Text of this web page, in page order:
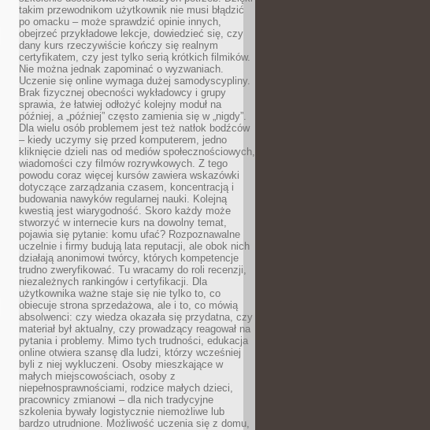
takim przewodnikom użytkownik nie musi błądzić
po omacku – może sprawdzić opinie innych,
obejrzeć przykładowe lekcje, dowiedzieć się, czy
dany kurs rzeczywiście kończy się realnym
certyfikatem, czy jest tylko serią krótkich filmików.
Nie można jednak zapominać o wyzwaniach.
Uczenie się online wymaga dużej samodyscypliny.
Brak fizycznej obecności wykładowcy i grupy
sprawia, że łatwiej odłożyć kolejny moduł na
później, a „później” często zamienia się w „nigdy”.
Dla wielu osób problemem jest też natłok bodźców
– kiedy uczymy się przed komputerem, jedno
kliknięcie dzieli nas od mediów społecznościowych,
wiadomości czy filmów rozrywkowych. Z tego
powodu coraz więcej kursów zawiera wskazówki
dotyczące zarządzania czasem, koncentracją i
budowania nawyków regularnej nauki. Kolejną
kwestią jest wiarygodność. Skoro każdy może
stworzyć w internecie kurs na dowolny temat,
pojawia się pytanie: komu ufać? Rozpoznawalne
uczelnie i firmy budują lata reputacji, ale obok nich
działają anonimowi twórcy, których kompetencje
trudno zweryfikować. Tu wracamy do roli recenzji,
niezależnych rankingów i certyfikacji. Dla
użytkownika ważne staje się nie tylko to, co
obiecuje strona sprzedażowa, ale i to, co mówią
absolwenci: czy wiedza okazała się przydatna, czy
materiał był aktualny, czy prowadzący reagował na
pytania i problemy. Mimo tych trudności, edukacja
online otwiera szansę dla ludzi, którzy wcześniej
byli z niej wykluczeni. Osoby mieszkające w
małych miejscowościach, osoby z
niepełnosprawnościami, rodzice małych dzieci,
pracownicy zmianowi – dla nich tradycyjne
szkolenia bywały logistycznie niemożliwe lub
bardzo utrudnione. Możliwość uczenia się z domu,